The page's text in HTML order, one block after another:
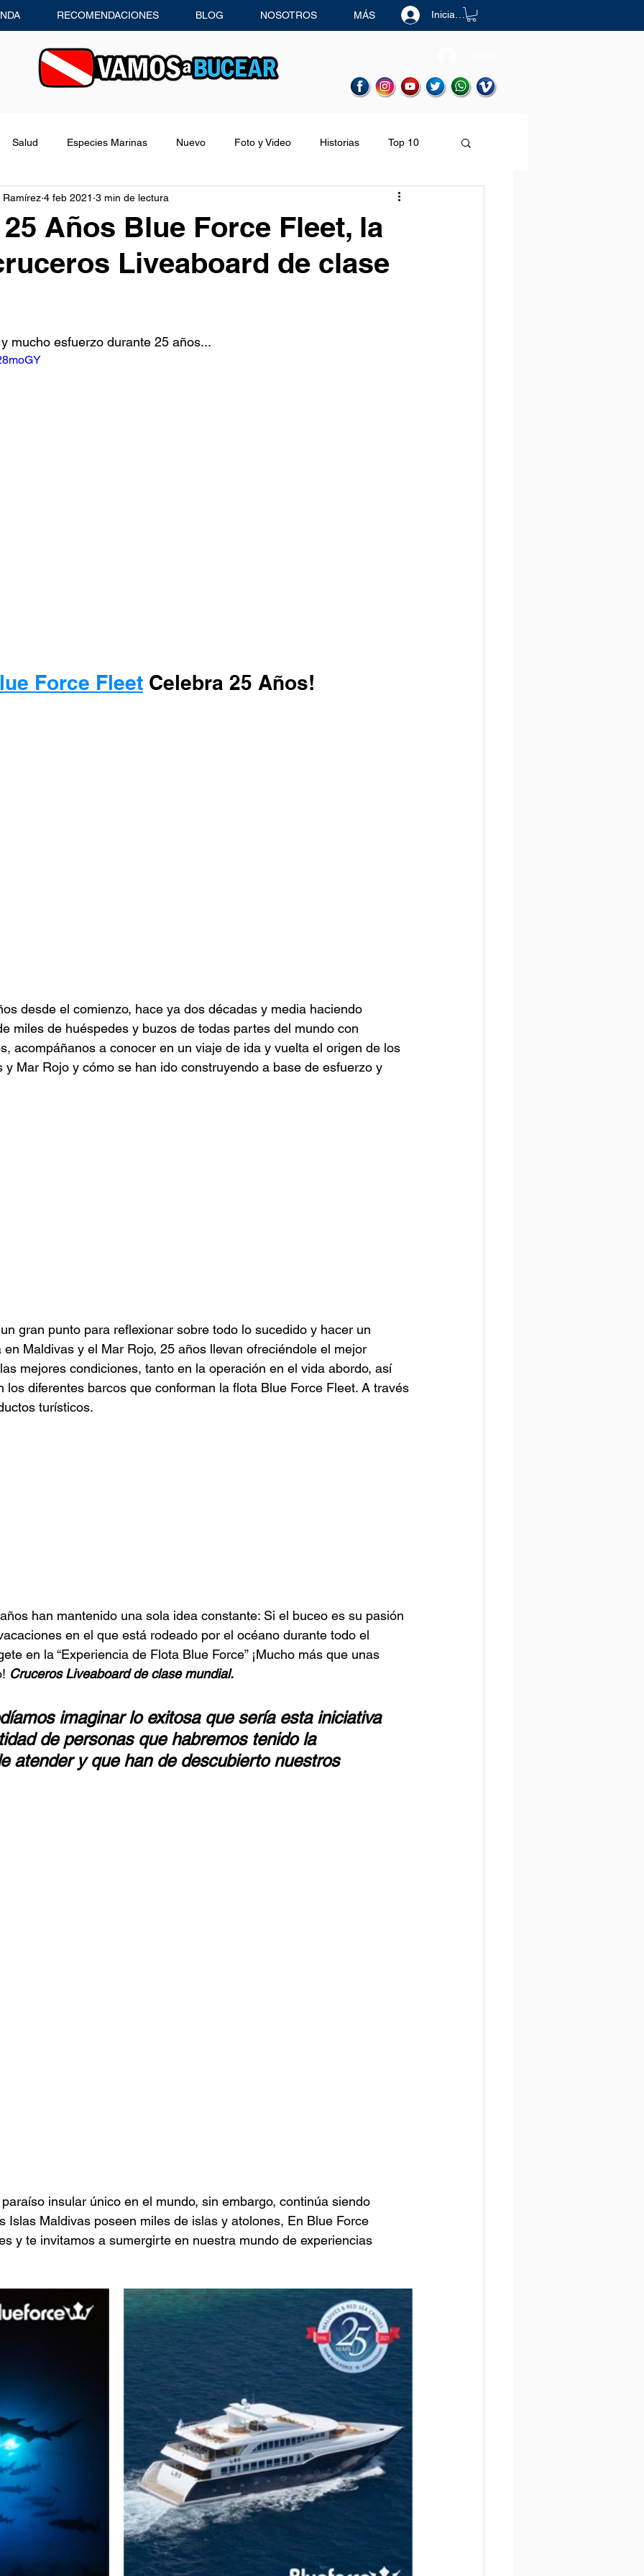
RECOMENDACIONES BLOG NOSOTROS MÁS Iniciar sesión
Salud Especies Marinas Nuevo Foto y Video Historias Top 10
Consejos de Buceo Recomendaciones
Equipo de Buceo Concursos
Años Blue Force Fleet, la
Liveaboard de clase
Ramírez 4 feb 2021 3 min de lectura
mucho esfuerzo durante 25 años...
Force Fleet Celebra 25 Años!
desde el comienzo, hace ya dos décadas y media haciendo
miles de huéspedes y buzos de todas partes del mundo con
acompáñanos a conocer en un viaje de ida y vuelta el origen de los
y Mar Rojo y cómo se han ido construyendo a base de esfuerzo y
gran punto para reflexionar sobre todo lo sucedido y hacer un
Maldivas y el Mar Rojo, 25 años llevan ofreciéndole el mejor
mejores condiciones, tanto en la operación en el vida abordo, así
los diferentes barcos que conforman la flota Blue Force Fleet. A través
turísticos.
han mantenido una sola idea constante: Si el buceo es su pasión
en el que está rodeado por el océano durante todo el
en la “Experiencia de Flota Blue Force” ¡Mucho más que unas
Cruceros Liveaboard de clase mundial.
imaginar lo exitosa que sería esta iniciativa
de personas que habremos tenido la
atender y que han de descubierto nuestros
insular único en el mundo, sin embargo, continúa siendo
Islas Maldivas poseen miles de islas y atolones, En Blue Force
y te invitamos a sumergirte en nuestra mundo de experiencias